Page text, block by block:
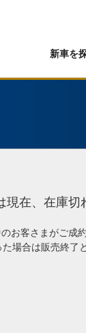
新車を
現在、在庫切
お客さまがご成
場合は販売終了